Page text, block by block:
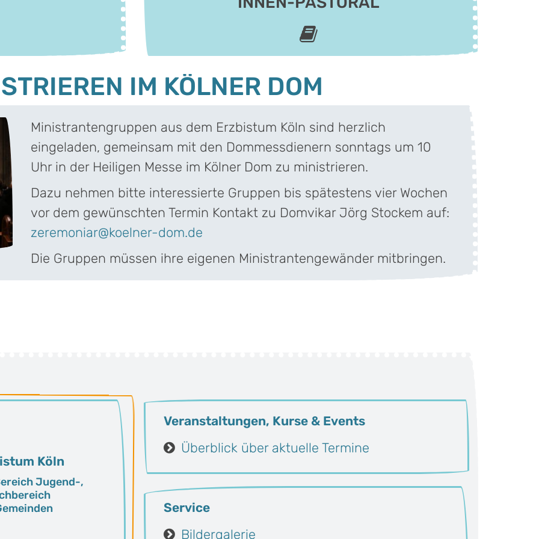
IM KÖLNER DOM
Ministrantengruppen aus dem Erzbistum Köln sind herzlich
eingeladen, gemeinsam mit den Dommessdienern sonntags um 10
Uhr in der Heiligen Messe im Kölner Dom zu ministrieren.
Dazu nehmen bitte interessierte Gruppen bis spätestens vier Wochen
vor dem gewünschten Termin Kontakt zu Domvikar Jörg Stockem auf:
zeremoniar@koelner-dom.de
Die Gruppen müssen ihre eigenen Ministrantengewänder mitbringen.
Köln
Jugend-,
Veranstaltungen, Kurse & Events
Überblick über aktuelle Termine
Service
Bildergalerie